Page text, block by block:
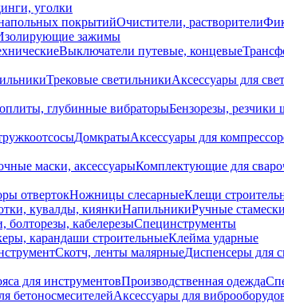
уголки
покрытийОчистители, растворители
зажимы
Выключатели путевые, концевые
Трековые светильникиАксессуары для
глубинные вибраторыБензорезы, резчики
ДомкратыАксессуары для
маски, аксессуарыКомплектующие для
отвертокНожницы слесарныеКлещи
кувалды, киянкиНапильникиРучные стамески
болторезы, кабелерезыСпецинструменты
карандаши строительныеКлейма ударные
Скотч, ленты малярныеДиспенсеры для
для инструментовПроизводственная одежда
бетоносмесителейАксессуары для